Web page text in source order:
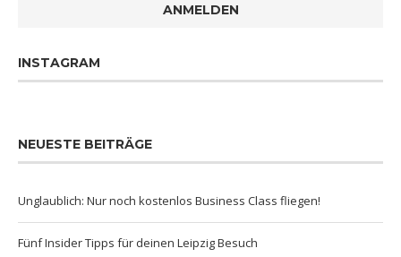
ANMELDEN
INSTAGRAM
NEUESTE BEITRÄGE
Unglaublich: Nur noch kostenlos Business Class fliegen!
Fünf Insider Tipps für deinen Leipzig Besuch